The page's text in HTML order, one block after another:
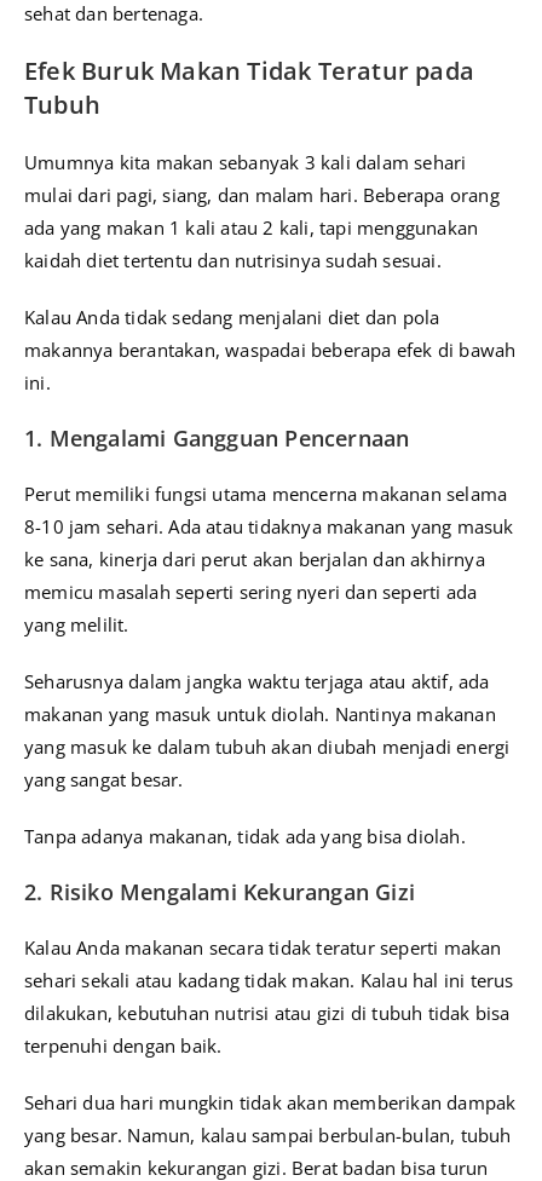
sehat dan bertenaga.
Efek Buruk Makan Tidak Teratur pada
Tubuh
Umumnya kita makan sebanyak 3 kali dalam sehari
mulai dari pagi, siang, dan malam hari. Beberapa orang
ada yang makan 1 kali atau 2 kali, tapi menggunakan
kaidah diet tertentu dan nutrisinya sudah sesuai.
Kalau Anda tidak sedang menjalani diet dan pola
makannya berantakan, waspadai beberapa efek di bawah
ini.
1. Mengalami Gangguan Pencernaan
Perut memiliki fungsi utama mencerna makanan selama
8-10 jam sehari. Ada atau tidaknya makanan yang masuk
ke sana, kinerja dari perut akan berjalan dan akhirnya
memicu masalah seperti sering nyeri dan seperti ada
yang melilit.
Seharusnya dalam jangka waktu terjaga atau aktif, ada
makanan yang masuk untuk diolah. Nantinya makanan
yang masuk ke dalam tubuh akan diubah menjadi energi
yang sangat besar.
Tanpa adanya makanan, tidak ada yang bisa diolah.
2. Risiko Mengalami Kekurangan Gizi
Kalau Anda makanan secara tidak teratur seperti makan
sehari sekali atau kadang tidak makan. Kalau hal ini terus
dilakukan, kebutuhan nutrisi atau gizi di tubuh tidak bisa
terpenuhi dengan baik.
Sehari dua hari mungkin tidak akan memberikan dampak
yang besar. Namun, kalau sampai berbulan-bulan, tubuh
akan semakin kekurangan gizi. Berat badan bisa turun